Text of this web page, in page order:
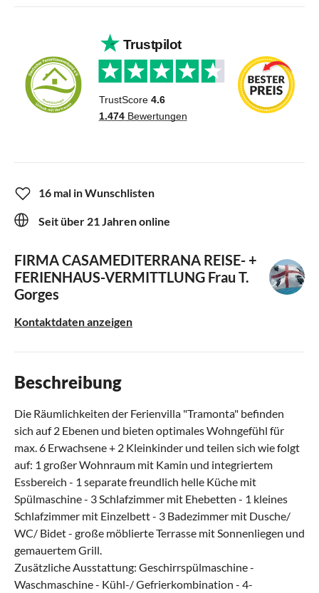
16 mal in Wunschlisten
Seit über 21 Jahren online
FIRMA CASAMEDITERRANA REISE- +
FERIENHAUS-VERMITTLUNG Frau T.
Gorges
Kontaktdaten anzeigen
Beschreibung
Die Räumlichkeiten der Ferienvilla "Tramonta" befinden
sich auf 2 Ebenen und bieten optimales Wohngefühl für
max. 6 Erwachsene + 2 Kleinkinder und teilen sich wie folgt
auf: 1 großer Wohnraum mit Kamin und integriertem
Essbereich - 1 separate freundlich helle Küche mit
Spülmaschine - 3 Schlafzimmer mit Ehebetten - 1 kleines
Schlafzimmer mit Einzelbett - 3 Badezimmer mit Dusche/
WC/ Bidet - große möblierte Terrasse mit Sonnenliegen und
gemauertem Grill.
Zusätzliche Ausstattung: Geschirrspülmaschine -
Waschmaschine - Kühl-/ Gefrierkombination - 4-